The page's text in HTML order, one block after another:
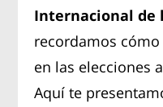
Internacional de
recordamos
en las elecciones
Aquí te